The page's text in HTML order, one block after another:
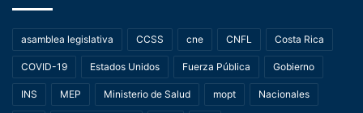
asamblea legislativa CCSS cne CNFL Costa Rica
COVID-19 Estados Unidos Fuerza Pública Gobierno
INS MEP Ministerio de Salud mopt Nacionales